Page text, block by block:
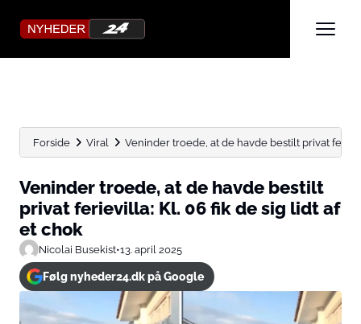
Forside Viral Veninder troede, at de havde bestilt privat
Veninder troede, at de havde bestilt
privat ferievilla: Kl. 06 fik de sig lidt af
et chok
Nicolai Busekist•13. april 2025
Følg nyheder24.dk på Google